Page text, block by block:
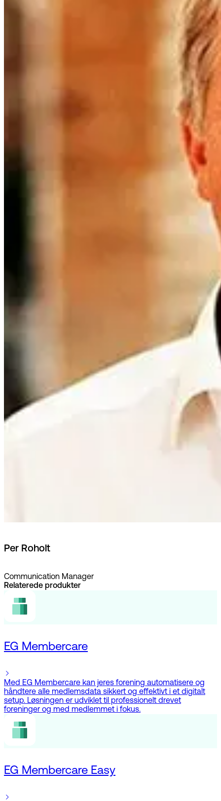
Per Roholt
Communication Manager
Relaterede produkter
EG Membercare
Med EG Membercare kan jeres forening automatisere og
håndtere alle medlemsdata sikkert og effektivt i et digitalt
setup. Løsningen er udviklet til professionelt drevet
foreninger og med medlemmet i fokus.
EG Membercare Easy